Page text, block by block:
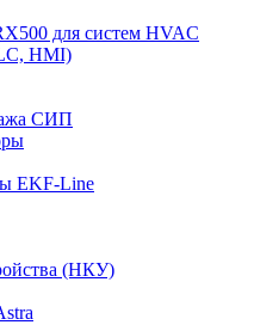
для систем HVAC
HMI)
СИП
EKF-Line
(НКУ)